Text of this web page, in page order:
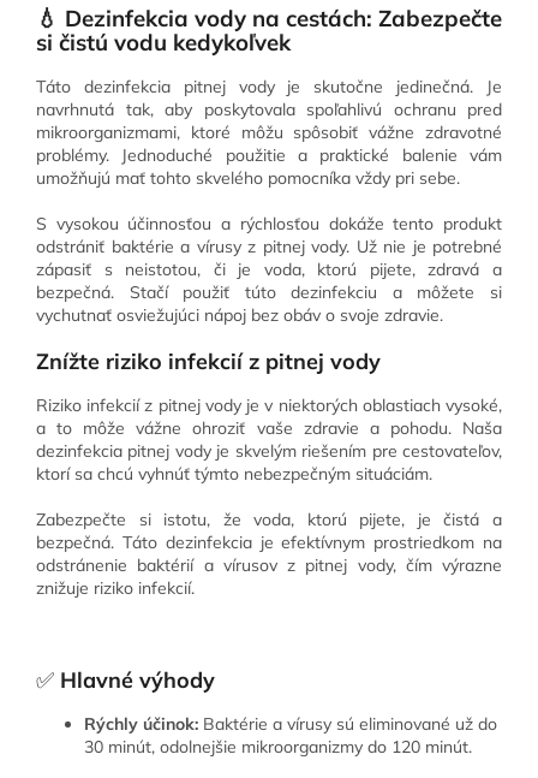
💧 Dezinfekcia vody na cestách: Zabezpečte
si čistú vodu kedykoľvek
Táto dezinfekcia pitnej vody je skutočne jedinečná. Je
navrhnutá tak, aby poskytovala spoľahlivú ochranu pred
mikroorganizmami, ktoré môžu spôsobiť vážne zdravotné
problémy. Jednoduché použitie a praktické balenie vám
umožňujú mať tohto skvelého pomocníka vždy pri sebe.
S vysokou účinnosťou a rýchlosťou dokáže tento produkt
odstrániť baktérie a vírusy z pitnej vody. Už nie je potrebné
zápasiť s neistotou, či je voda, ktorú pijete, zdravá a
bezpečná. Stačí použiť túto dezinfekciu a môžete si
vychutnať osviežujúci nápoj bez obáv o svoje zdravie.
Znížte riziko infekcií z pitnej vody
Riziko infekcií z pitnej vody je v niektorých oblastiach vysoké,
a to môže vážne ohroziť vaše zdravie a pohodu. Naša
dezinfekcia pitnej vody je skvelým riešením pre cestovateľov,
ktorí sa chcú vyhnúť týmto nebezpečným situáciám.
Zabezpečte si istotu, že voda, ktorú pijete, je čistá a
bezpečná. Táto dezinfekcia je efektívnym prostriedkom na
odstránenie baktérií a vírusov z pitnej vody, čím výrazne
znižuje riziko infekcií.
✅ Hlavné výhody
Rýchly účinok: Baktérie a vírusy sú eliminované už do
30 minút, odolnejšie mikroorganizmy do 120 minút.